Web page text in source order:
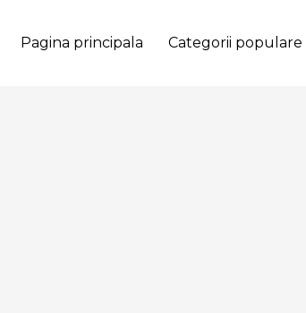
Pagina principala Categorii populare